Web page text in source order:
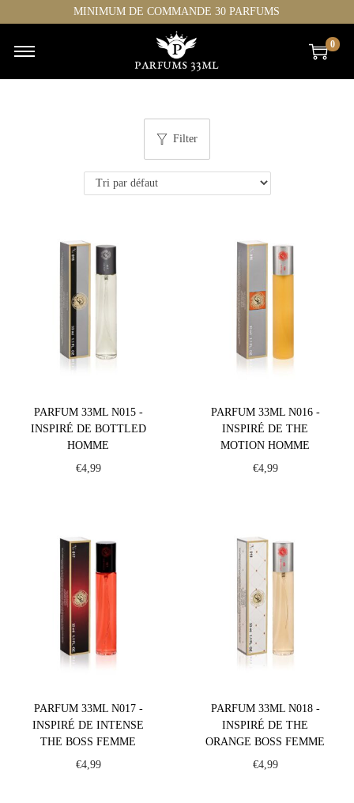
MINIMUM DE COMMANDE 30 PARFUMS
0
Filter
PARFUM 33ML N015 -
INSPIRÉ DE BOTTLED
HOMME
€4,99
PARFUM 33ML N016 -
INSPIRÉ DE THE
MOTION HOMME
€4,99
PARFUM 33ML N017 -
INSPIRÉ DE INTENSE
THE BOSS FEMME
€4,99
PARFUM 33ML N018 -
INSPIRÉ DE THE
ORANGE BOSS FEMME
€4,99